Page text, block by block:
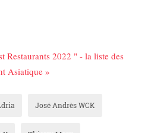
Restaurants 2022 " - la liste des
Asiatique »
José Andrès WCK